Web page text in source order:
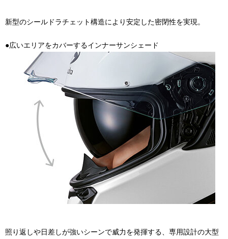
新型のシールドラチェット構造により安定した密閉性を実現。
●広いエリアをカバーするインナーサンシェード
照り返しや日差しが強いシーンで威力を発揮する、専用設計の大型